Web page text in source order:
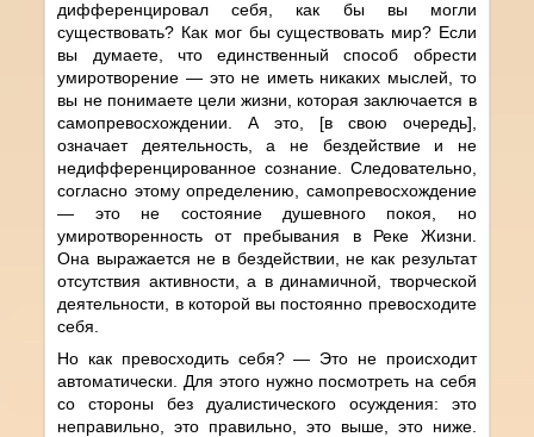
дифференцировал себя, как бы вы могли
существовать? Как мог бы существовать мир? Если
вы думаете, что единственный способ обрести
умиротворение — это не иметь никаких мыслей, то
вы не понимаете цели жизни, которая заключается в
самопревосхождении. А это, [в свою очередь],
означает деятельность, а не бездействие и не
недифференцированное сознание. Следовательно,
согласно этому определению, самопревосхождение
— это не состояние душевного покоя, но
умиротворенность от пребывания в Реке Жизни.
Она выражается не в бездействии, не как результат
отсутствия активности, а в динамичной, творческой
деятельности, в которой вы постоянно превосходите
себя.
Но как превосходить себя? — Это не происходит
автоматически. Для этого нужно посмотреть на себя
со стороны без дуалистического осуждения: это
неправильно, это правильно, это выше, это ниже.